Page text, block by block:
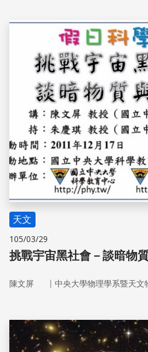
天文
105/03/29
挑戰宇宙黑社會－談暗物
陳文屏 ｜ 中央大學物理學系暨天文